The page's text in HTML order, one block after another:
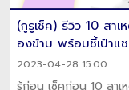
(กูรูเช็ค) รีวิว 10 ส
องข้าม พร้อมชี้เป้า
2023-04-28 15:00